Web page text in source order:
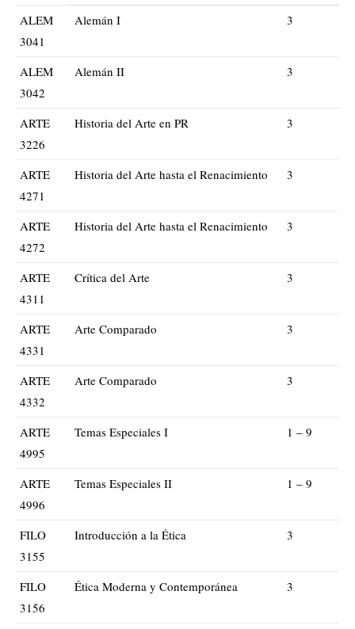
ALEM
3041
Alemán I 3
ALEM
3042
Alemán II 3
ARTE
3226
Historia del Arte en PR 3
ARTE
4271
Historia del Arte hasta el Renacimiento 3
ARTE
4272
Historia del Arte hasta el Renacimiento 3
ARTE
4311
Crítica del Arte 3
ARTE
4331
Arte Comparado 3
ARTE
4332
Arte Comparado 3
ARTE
4995
Temas Especiales I 1 – 9
ARTE
4996
Temas Especiales II 1 – 9
FILO
3155
Introducción a la Ética 3
FILO
3156
Ética Moderna y Contemporánea 3